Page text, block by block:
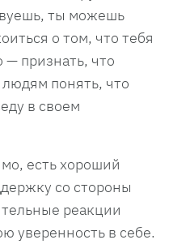
ты можешь
о том, что тебя
— признать, что
понять, что
в своем
есть хороший
со стороны
реакции
уверенность в себе.